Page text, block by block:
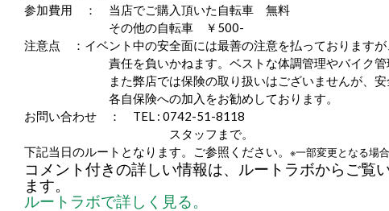
参加費用 ： 当店でご購入頂いた自転車 無料
その他の自転車 ￥500-
注意点 ： イベント中の安全面には最善の注意を払っております
責任を負いかねます。ベストな体調管理やバイク管理
また弊店では保険の取り扱いはございませんが、安全
各自保険への加入をお勧めしております。
お問い合わせ ： TEL : 0742-51-8118
スタッフまで。
下記当日のルートとなります。ご参照ください。 ※一部変更となる場
コメント付きの詳しい情報は、ルートラボからご覧
ます。
ルートラボで詳しく見る。